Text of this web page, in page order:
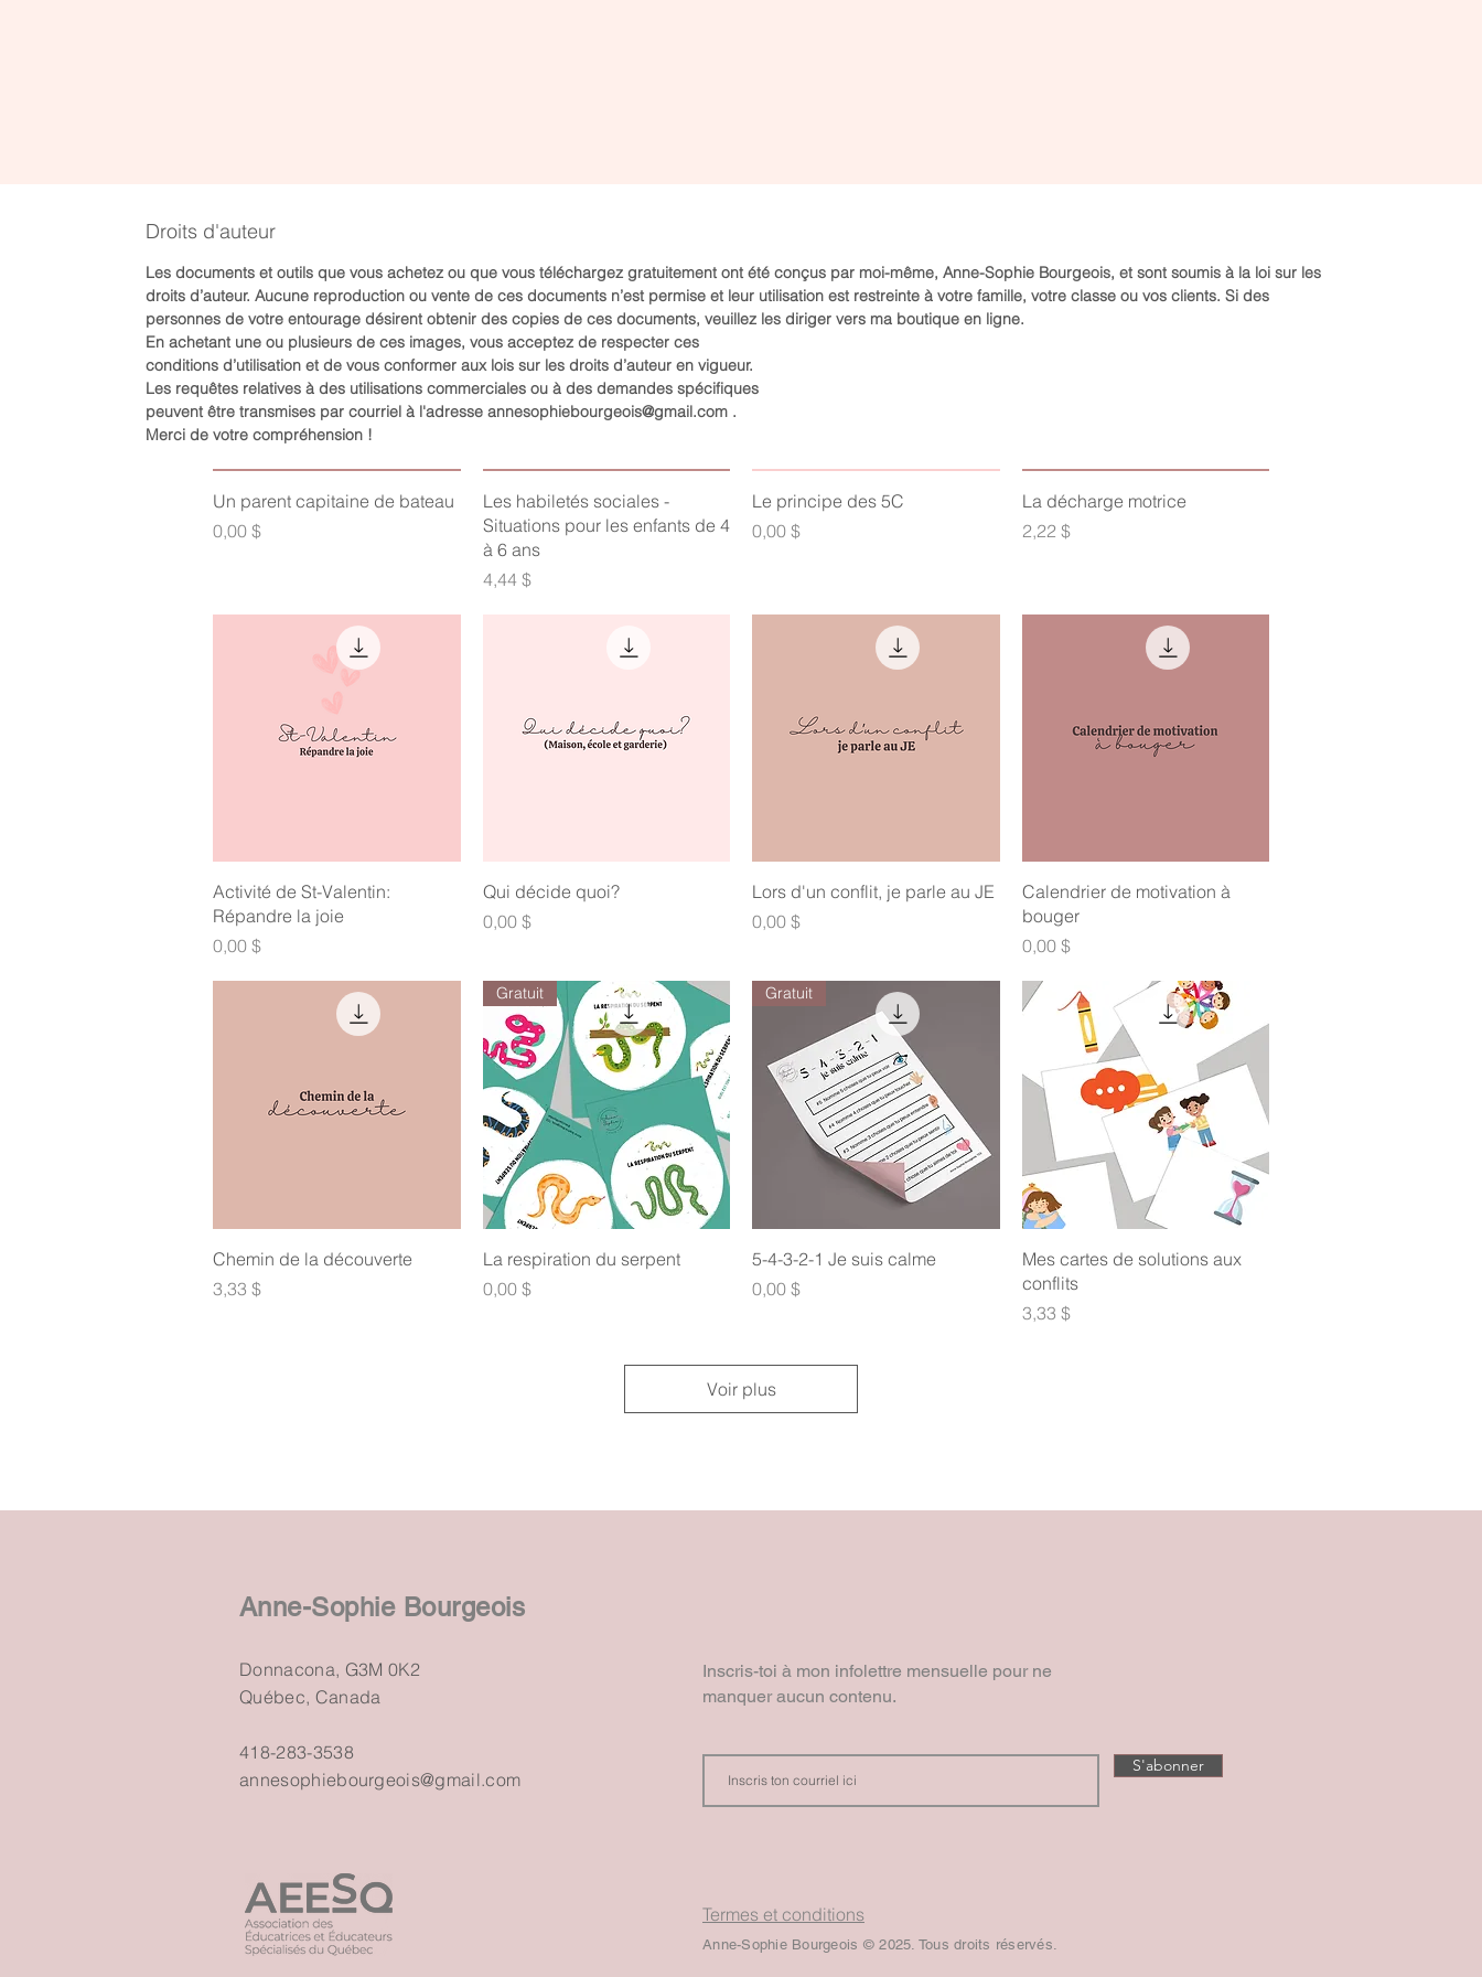
Aperçu rapide
Un parent capitaine de bateau
Prix
0,00 $
Aperçu rapide
Les habiletés sociales -
Situations pour les enfants de 4
à 6 ans
Prix
4,44 $
Aperçu rapide
Le principe des 5C
Prix
0,00 $
Aperçu rapide
La décharge motrice
Prix
2,22 $
Aperçu rapide
Activité de St-Valentin:
Répandre la joie
Prix
0,00 $
Aperçu rapide
Qui décide quoi?
Prix
0,00 $
Aperçu rapide
Lors d'un conflit, je parle au JE
Prix
0,00 $
Aperçu rapide
Calendrier de motivation à
bouger
Prix
0,00 $
Aperçu rapide
Chemin de la découverte
Prix
3,33 $
Aperçu rapide
Gratuit
La respiration du serpent
Prix
0,00 $
Aperçu rapide
Gratuit
5-4-3-2-1 Je suis calme
Prix
0,00 $
Aperçu rapide
Mes cartes de solutions aux
conflits
Prix
3,33 $
Voir plus
Droits d'auteur
Les documents et outils que vous achetez ou que vous téléchargez gratuitement ont été conçus par moi-même, Anne-Sophie Bourgeois, et sont soumis à la loi sur les
droits d’auteur. Aucune reproduction ou vente de ces documents n’est permise et leur utilisation est restreinte à votre famille, votre classe ou vos clients. Si des
personnes de votre entourage désirent obtenir des copies de ces documents, veuillez les diriger vers ma boutique en ligne.
En achetant une ou plusieurs de ces images, vous acceptez de respecter ces
conditions d’utilisation et de vous conformer aux lois sur les droits d’auteur en vigueur.
Les requêtes relatives à des utilisations commerciales ou à des demandes spécifiques
peuvent être transmises par courriel à l'adresse annesophiebourgeois@gmail.com .
Merci de votre compréhension !
Anne-Sophie Bourgeois
Donnacona, G3M 0K2
Québec, Canada
418-283-3538
annesophiebourgeois@gmail.com
Inscris-toi à mon infolettre mensuelle pour ne
manquer aucun contenu.
S'abonner
Termes et conditions
Anne-Sophie Bourgeois © 2025. Tous droits réservés.